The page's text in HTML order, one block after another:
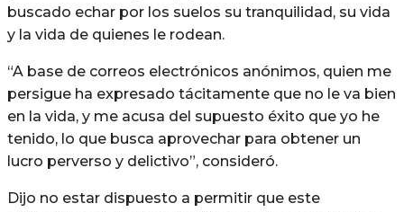
buscado echar por los suelos su tranquilidad, su vida
y la vida de quienes le rodean.
“A base de correos electrónicos anónimos, quien me
persigue ha expresado tácitamente que no le va bien
en la vida, y me acusa del supuesto éxito que yo he
tenido, lo que busca aprovechar para obtener un
lucro perverso y delictivo”, consideró.
Dijo no estar dispuesto a permitir que este